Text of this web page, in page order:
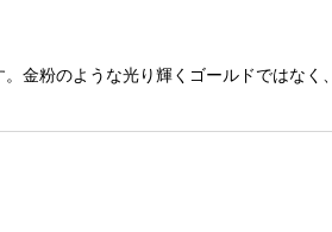
金粉のような光り輝くゴールドではな